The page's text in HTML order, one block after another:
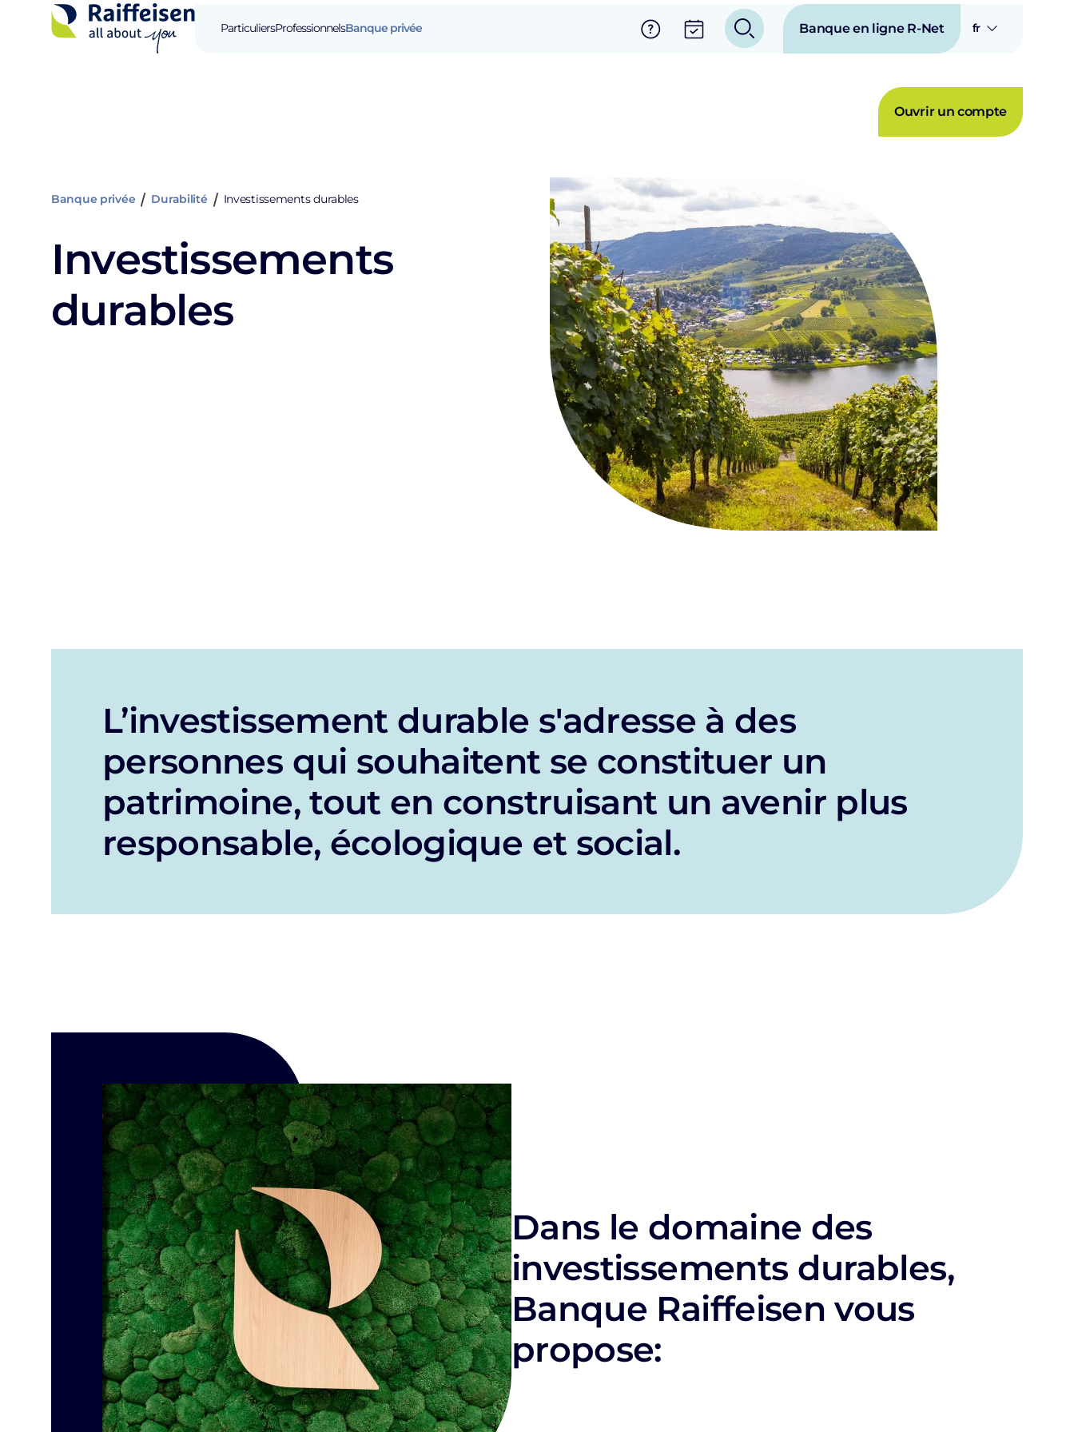
ParticuliersProfessionnelsBanque privée Banque en ligne R-Net fr
Ouvrir un compte
Banque privée Durabilité Investissements durables
Investissements
durables
L’investissement durable s'adresse à des
personnes qui souhaitent se constituer un
patrimoine, tout en construisant un avenir plus
responsable, écologique et social.
Dans le domaine des
investissements durables,
Banque Raiffeisen vous
propose: